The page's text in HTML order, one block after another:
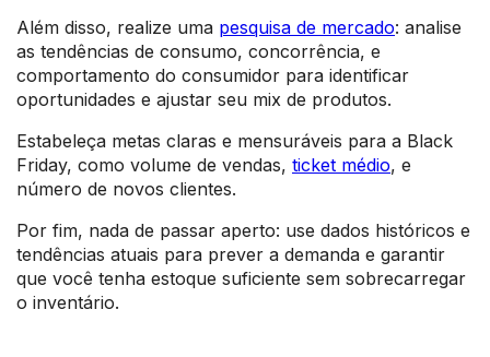
Além disso, realize uma pesquisa de mercado: analise
as tendências de consumo, concorrência, e
comportamento do consumidor para identificar
oportunidades e ajustar seu mix de produtos.
Estabeleça metas claras e mensuráveis para a Black
Friday, como volume de vendas, ticket médio, e
número de novos clientes.
Por fim, nada de passar aperto: use dados históricos e
tendências atuais para prever a demanda e garantir
que você tenha estoque suficiente sem sobrecarregar
o inventário.